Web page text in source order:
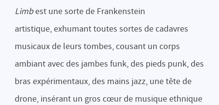
Limbest une sorte de Frankenstein
artistique, exhumant toutes sortes de cadavres
musicaux de leurs tombes, cousant un corps
ambiant avec des jambes funk, des pieds punk, des
bras expérimentaux, des mains jazz, une tête de
drone, insérant un gros cœur de musique ethnique